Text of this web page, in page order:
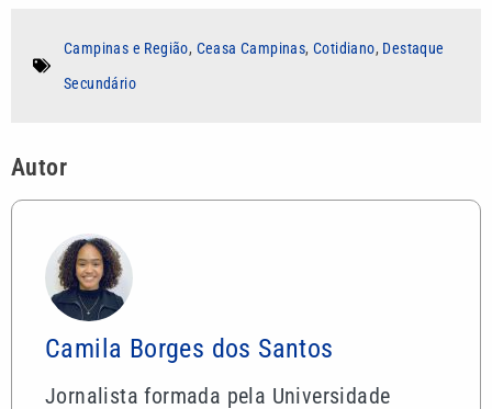
Campinas e Região, Ceasa Campinas,Cotidiano, Destaque
Secundário
Autor
Camila Borges dos Santos
Jornalista formada pela Universidade